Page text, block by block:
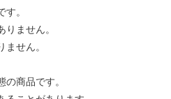
。
ません。
せん。
商品です。